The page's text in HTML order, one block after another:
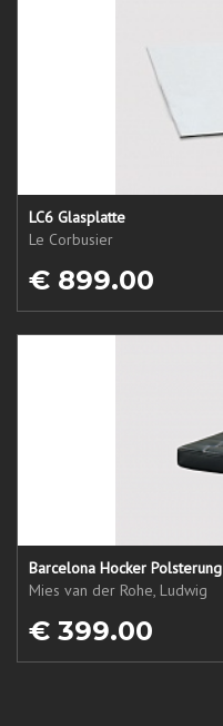
LC6 Glasplatte
Le Corbusier
€ 899.00
Barcelona Hocker Polsterung
Mies van der Rohe, Ludwig
€ 399.00